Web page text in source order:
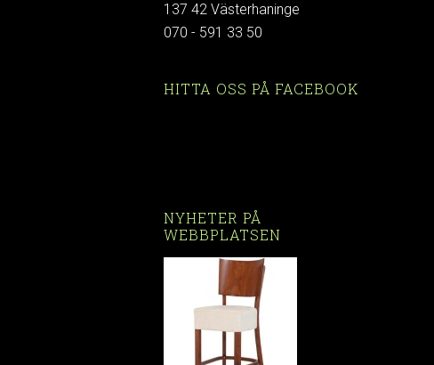
137 42 Västerhaninge
070 - 591 33 50
HITTA OSS PÅ FACEBOOK
NYHETER PÅ
WEBBPLATSEN